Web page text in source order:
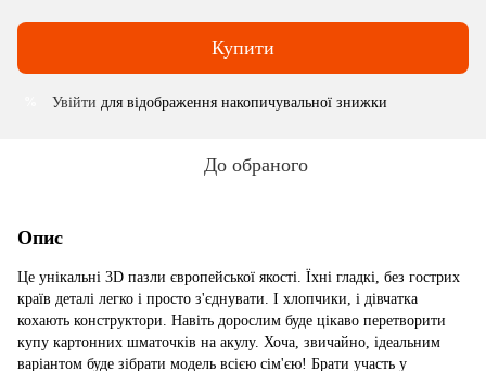
Купити
Увійти для відображення накопичувальної знижки
До обраного
Опис
Це унікальні 3D пазли європейської якості. Їхні гладкі, без гострих
країв деталі легко і просто з'єднувати. І хлопчики, і дівчатка
кохають конструктори. Навіть дорослим буде цікаво перетворити
купу картонних шматочків на акулу. Хоча, звичайно, ідеальним
варіантом буде зібрати модель всією сім'єю! Брати участь у